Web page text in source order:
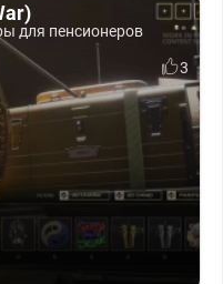
для пенсионеров
3